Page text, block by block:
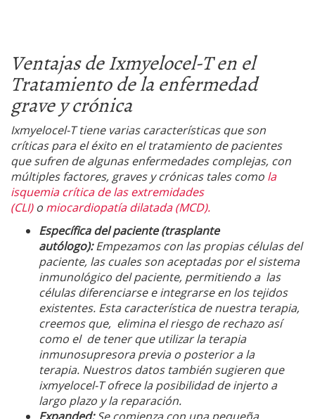
Ventajas de Ixmyelocel-T en el
Tratamiento de la enfermedad
grave y crónica
Ixmyelocel-T tiene varias características que son
críticas para el éxito en el tratamiento de pacientes
que sufren de algunas enfermedades complejas, con
múltiples factores, graves y crónicas tales como la
isquemia crítica de las extremidades
(CLI)o miocardiopatía dilatada (MCD).
Específica del paciente (trasplante
autólogo):Empezamos con las propias células del
paciente, las cuales son aceptadas por el sistema
inmunológico del paciente, permitiendo a las
células diferenciarse e integrarse en los tejidos
existentes. Esta característica de nuestra terapia,
creemos que, elimina el riesgo de rechazo así
como el de tener que utilizar la terapia
inmunosupresora previa o posterior a la
terapia. Nuestros datos también sugieren que
ixmyelocel-T ofrece la posibilidad de injerto a
largo plazo y la reparación.